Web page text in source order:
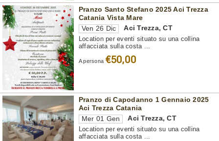
Pranzo Santo Stefano 2025 Aci Trezza
Catania Vista Mare
Ven 26 Dic Aci Trezza,CT
Location per eventi situato su una collina
affacciata sulla costa ...
A persona €50,00
Pranzo di Capodanno 1 Gennaio 2025
Aci Trezza Catania
Mer 01 Gen Aci Trezza,CT
Location per eventi situato su una collina
affacciata sulla costa ...